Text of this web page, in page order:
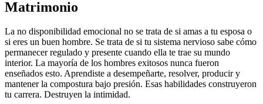
Matrimonio
La no disponibilidad emocional no se trata de si amas a tu esposa o
si eres un buen hombre. Se trata de si tu sistema nervioso sabe cómo
permanecer regulado y presente cuando ella te trae su mundo
interior. La mayoría de los hombres exitosos nunca fueron
enseñados esto. Aprendiste a desempeñarte, resolver, producir y
mantener la compostura bajo presión. Esas habilidades construyeron
tu carrera. Destruyen la intimidad.